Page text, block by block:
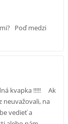
Poď medzi
kvapka !!!!! Ak
neuvažovali, na
vedieť a